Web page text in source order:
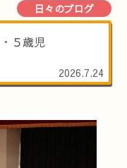
日々のブログ
５歳児
2026.7.24